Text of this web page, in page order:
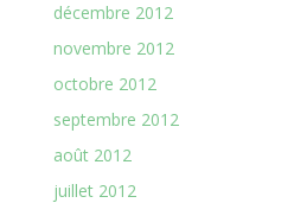
décembre 2012
novembre 2012
octobre 2012
septembre 2012
août 2012
juillet 2012